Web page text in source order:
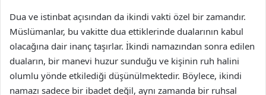
Dua ve istinbat açısından da ikindi vakti özel bir zamandır.
Müslümanlar, bu vakitte dua ettiklerinde dualarının kabul
olacağına dair inanç taşırlar. İkindi namazından sonra edilen
duaların, bir manevi huzur sunduğu ve kişinin ruh halini
olumlu yönde etkilediği düşünülmektedir. Böylece, ikindi
namazı sadece bir ibadet değil, aynı zamanda bir ruhsal